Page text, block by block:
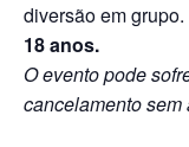
diversão em grupo.
18 anos.
O evento pode
cancelamento sem